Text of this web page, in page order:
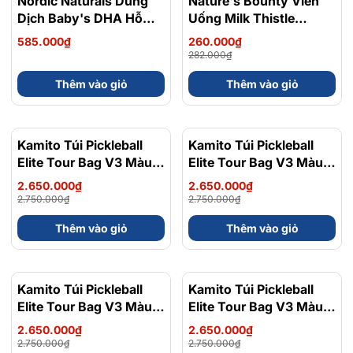
Dịch Baby's DHA Hỗ
Trợ Bổ Sung DHA Cho
Trẻ Sơ Sinh Chai 60ml
585.000₫
Thêm vào giỏ
Uống Milk Thistle
Extract Hỗ Trợ Bảo Vệ
Gan Hộp 50 Viên
260.000₫
282.000₫
Thêm vào giỏ
- 4%
Kamito Túi Pickleball
Elite Tour Bag V3 Màu
Xanh Bạc Hà
2.650.000₫
2.750.000₫
Thêm vào giỏ
- 4%
Kamito Túi Pickleball
Elite Tour Bag V3 Màu
Nâu Đất
2.650.000₫
2.750.000₫
Thêm vào giỏ
- 4%
Kamito Túi Pickleball
Elite Tour Bag V3 Màu
Xanh Biển Đậm
2.650.000₫
2.750.000₫
- 4%
Kamito Túi Pickleball
Elite Tour Bag V3 Màu
Đỏ
2.650.000₫
2.750.000₫